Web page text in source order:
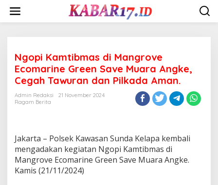
content
Ngopi Kamtibmas di Mangrove
Ecomarine Green Save Muara Angke,
Cegah Tawuran dan Pilkada Aman.
Admin Redaksi
21 November 2024
Ragam Berita
Jakarta – Polsek Kawasan Sunda Kelapa kembali
mengadakan kegiatan Ngopi Kamtibmas di
Mangrove Ecomarine Green Save Muara Angke.
Kamis (21/11/2024)